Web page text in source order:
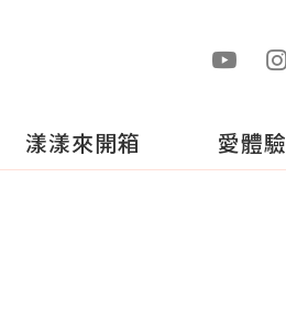
漾漾來開箱 愛體驗